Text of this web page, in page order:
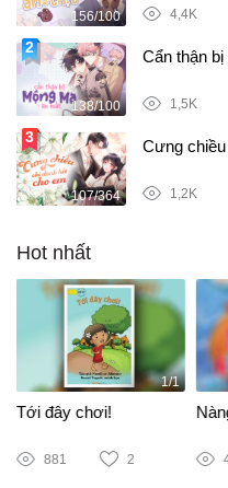
156/100 4,4K
138/100
Cẩn thận
1,5K
107/364
Cưng
1,2K
Hot nhất
1/1
Tới đây chơi!
881 2